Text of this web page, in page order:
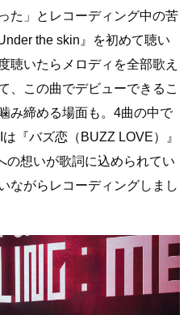
た」とレコーディング中の苦
the skin』を初めて聴い
聴いたらメロディを全部歌え
、この曲でデビューできるこ
み締める場面も。4曲の中で
『バズ恋（BUZZ LOVE）』
の想いが歌詞に込められてい
ながらレコーディングしまし